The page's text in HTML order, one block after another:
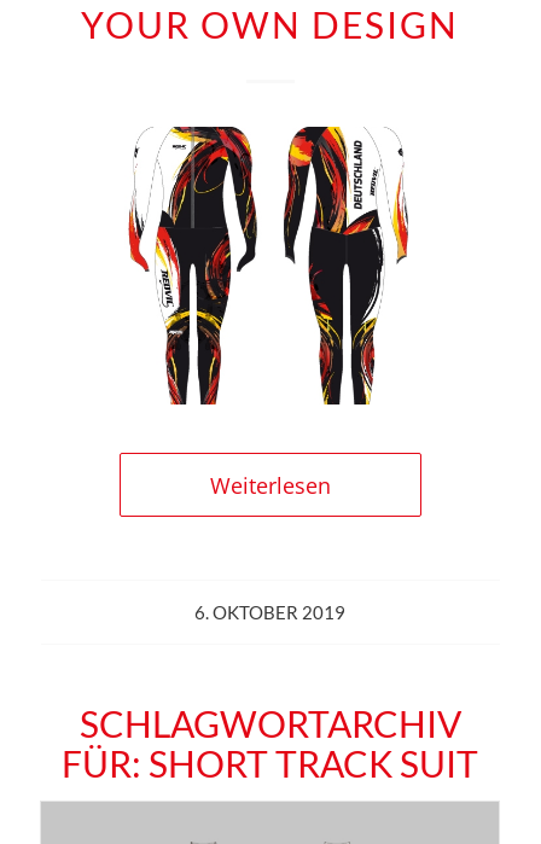
YOUR OWN DESIGN
Weiterlesen
6. OKTOBER 2019
SCHLAGWORTARCHIV
FÜR: SHORT TRACK SUIT